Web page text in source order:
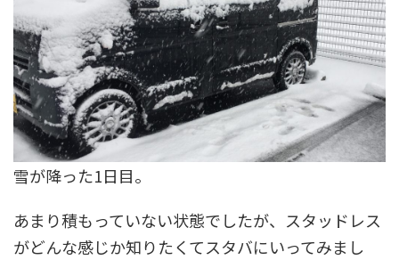
雪が降った1日目。
あまり積もっていない状態でしたが、スタッドレス
がどんな感じか知りたくてスタバにいってみまし